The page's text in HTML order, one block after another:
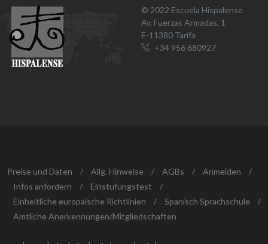
© 2022 Escuela Hispalense
Av. Fuerzas Armadas, 1
E-11380 Tarifa
+34 956 680927
Preise und Daten / Allg. Hinweise / AGBs / Anmelden
/
Infos anfordern
/ Einstufungstest
/
Einheitliche europäische Richtlinien
/ Spanisch Sprachschule
/
Amtliche Anerkennungen/Mitgliedschaften